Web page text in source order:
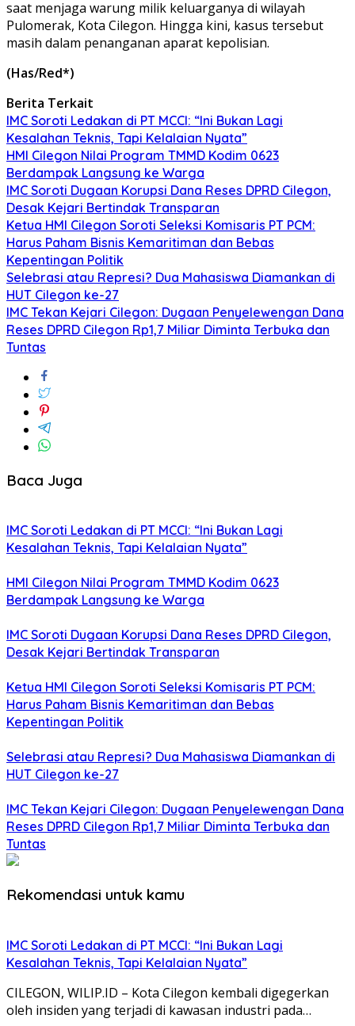
saat menjaga warung milik keluarganya di wilayah
Pulomerak, Kota Cilegon. Hingga kini, kasus tersebut
masih dalam penanganan aparat kepolisian.
(Has/Red*)
Berita Terkait
IMC Soroti Ledakan di PT MCCI: “Ini Bukan Lagi
Kesalahan Teknis, Tapi Kelalaian Nyata”
HMI Cilegon Nilai Program TMMD Kodim 0623
Berdampak Langsung ke Warga
IMC Soroti Dugaan Korupsi Dana Reses DPRD Cilegon,
Desak Kejari Bertindak Transparan
Ketua HMI Cilegon Soroti Seleksi Komisaris PT PCM:
Harus Paham Bisnis Kemaritiman dan Bebas
Kepentingan Politik
Selebrasi atau Represi? Dua Mahasiswa Diamankan di
HUT Cilegon ke-27
IMC Tekan Kejari Cilegon: Dugaan Penyelewengan Dana
Reses DPRD Cilegon Rp1,7 Miliar Diminta Terbuka dan
Tuntas
Baca Juga
IMC Soroti Ledakan di PT MCCI: “Ini Bukan Lagi
Kesalahan Teknis, Tapi Kelalaian Nyata”
HMI Cilegon Nilai Program TMMD Kodim 0623
Berdampak Langsung ke Warga
IMC Soroti Dugaan Korupsi Dana Reses DPRD Cilegon,
Desak Kejari Bertindak Transparan
Ketua HMI Cilegon Soroti Seleksi Komisaris PT PCM:
Harus Paham Bisnis Kemaritiman dan Bebas
Kepentingan Politik
Selebrasi atau Represi? Dua Mahasiswa Diamankan di
HUT Cilegon ke-27
IMC Tekan Kejari Cilegon: Dugaan Penyelewengan Dana
Reses DPRD Cilegon Rp1,7 Miliar Diminta Terbuka dan
Tuntas
Rekomendasi untuk kamu
IMC Soroti Ledakan di PT MCCI: “Ini Bukan Lagi
Kesalahan Teknis, Tapi Kelalaian Nyata”
CILEGON, WILIP.ID – Kota Cilegon kembali digegerkan
oleh insiden yang terjadi di kawasan industri pada…